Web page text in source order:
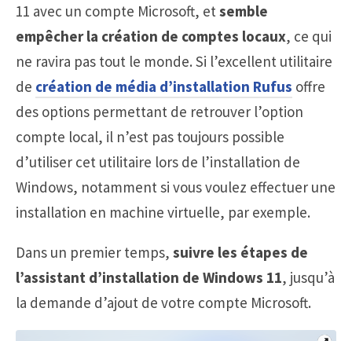
11 avec un compte Microsoft, etsemble
empêcher la création de comptes locaux, ce qui
ne ravira pas tout le monde. Si l’excellent utilitaire
de création de média d’installation Rufus offre
des options permettant de retrouver l’option
compte local, il n’est pas toujours possible
d’utiliser cet utilitaire lors de l’installation de
Windows, notamment si vous voulez effectuer une
installation en machine virtuelle, par exemple.
Dans un premier temps, suivre les étapes de
l’assistant d’installation de Windows 11, jusqu’à
la demande d’ajout de votre compte Microsoft.